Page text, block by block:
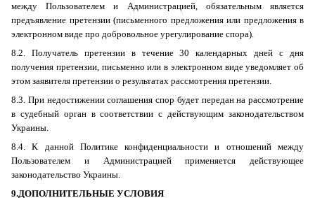
между Пользователем и Администрацией, обязательным является
предъявление претензии (письменного предложения или предложения в
электронном виде про добровольное урегулирование спора).
8.2. Получатель претензии в течение 30 календарных дней с дня
получения претензии, письменно или в электронном виде уведомляет об
этом заявителя претензии о результатах рассмотрения претензии.
8.3. При недостижении соглашения спор будет передан на рассмотрение
в судебный орган в соответствии с действующим законодательством
Украины.
8.4. К данной Политике конфиденциальности и отношений между
Пользователем и Администрацией применяется действующее
законодательство Украины.
9.ДОПОЛНИТЕЛЬНЫЕ УСЛОВИЯ